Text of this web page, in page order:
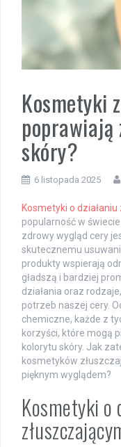
Kosmetyki
skóry?
6 listopada 2025
Kosmetyki o
popularność w
zdrowy wygląd cery
skutecznemu
produkty wspierają
gładszą i bardziej
działania oraz
potrzeb naszej cery.
chemiczne, każde z
korzyści, które mogą
kolorytu skóry. Jak
kosmetyków
pięknym wyglądem?
Kosmetyki o